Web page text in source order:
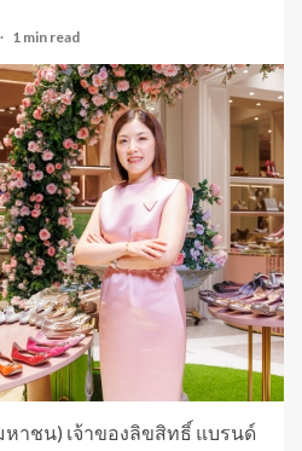
1 min read
าชน) เจ้าของลิขสิทธิ์ แบรนด์